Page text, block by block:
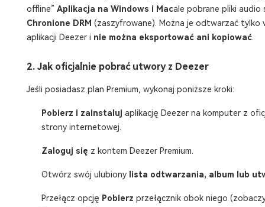
offline” Aplikacja na Windows i Macale pobrane pliki audio
Chronione DRM (zaszyfrowane). Można je odtwarzać tylko
aplikacji Deezer i nie można eksportować ani kopiować.
2. Jak oficjalnie pobrać utwory z Deezer
Jeśli posiadasz plan Premium, wykonaj poniższe kroki:
Pobierz i zainstaluj aplikację Deezer na komputer z
strony internetowej.
Zaloguj się z kontem Deezer Premium.
Otwórz swój ulubiony lista odtwarzania, album lub
Przełącz opcję Pobierz przełącznik obok niego